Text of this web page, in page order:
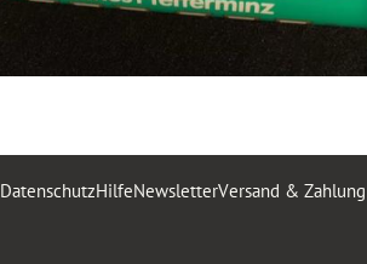
DatenschutzHilfeNewsletterVersand & Zahlung